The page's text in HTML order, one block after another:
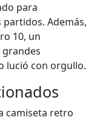
para
Además,
10, un
grandes
lució con orgullo.
camiseta retro